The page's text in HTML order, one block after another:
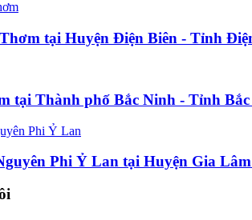
tại Huyện Điện Biên - Tỉnh
tại Thành phố Bắc Ninh - Tỉnh
Phi Ỷ Lan tại Huyện Gia